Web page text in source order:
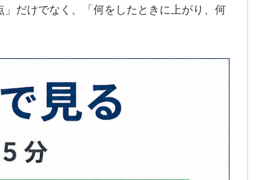
だけでなく、「何をしたときに上がり、何